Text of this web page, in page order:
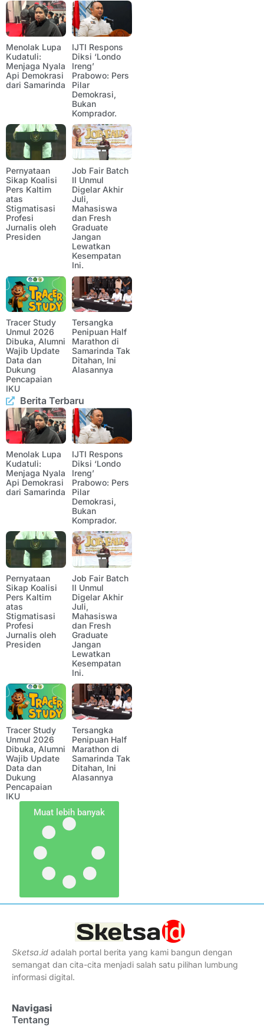
Menolak Lupa
Kudatuli:
Menjaga Nyala
Api Demokrasi
dari Samarinda
IJTI Respons
Diksi ‘Londo
Ireng’
Prabowo: Pers
Pilar
Demokrasi,
Bukan
Komprador.
Pernyataan
Sikap Koalisi
Pers Kaltim
atas
Stigmatisasi
Profesi
Jurnalis oleh
Presiden
Job Fair Batch
II Unmul
Digelar Akhir
Juli,
Mahasiswa
dan Fresh
Graduate
Jangan
Lewatkan
Kesempatan
Ini.
Tracer Study
Unmul 2026
Dibuka, Alumni
Wajib Update
Data dan
Dukung
Pencapaian
IKU
Tersangka
Penipuan Half
Marathon di
Samarinda Tak
Ditahan, Ini
Alasannya
Berita Terbaru
Menolak Lupa
Kudatuli:
Menjaga Nyala
Api Demokrasi
dari Samarinda
IJTI Respons
Diksi ‘Londo
Ireng’
Prabowo: Pers
Pilar
Demokrasi,
Bukan
Komprador.
Pernyataan
Sikap Koalisi
Pers Kaltim
atas
Stigmatisasi
Profesi
Jurnalis oleh
Presiden
Job Fair Batch
II Unmul
Digelar Akhir
Juli,
Mahasiswa
dan Fresh
Graduate
Jangan
Lewatkan
Kesempatan
Ini.
Tracer Study
Unmul 2026
Dibuka, Alumni
Wajib Update
Data dan
Dukung
Pencapaian
IKU
Tersangka
Penipuan Half
Marathon di
Samarinda Tak
Ditahan, Ini
Alasannya
Muat lebih banyak
Sketsa.id adalah portal berita yang kami bangun dengan
semangat dan cita-cita menjadi salah satu pilihan lumbung
informasi digital.
Navigasi
Tentang